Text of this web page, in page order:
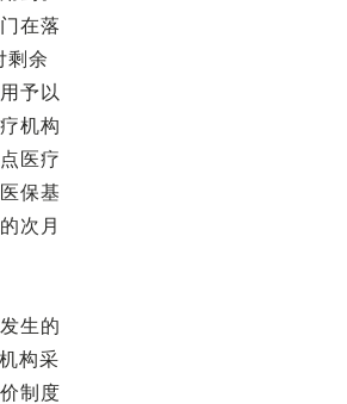
在落
剩余
予以
机构
医疗
保基
次月
生的
构采
制度